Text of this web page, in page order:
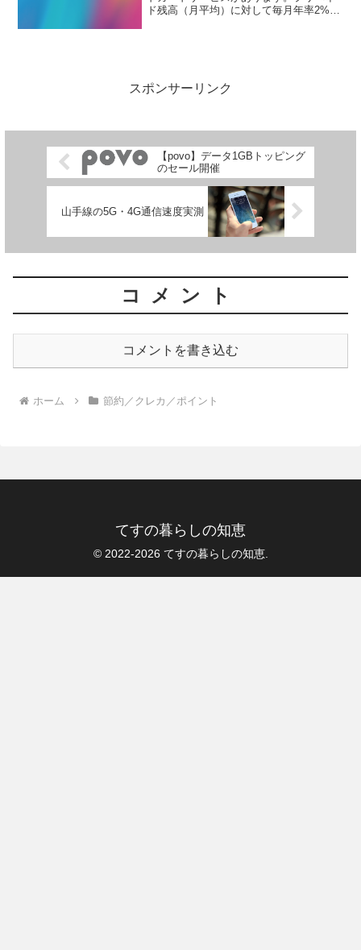
ド残高（月平均）に対して毎月年率2%の
スポンサーリンク
【povo】データ1GBトッピング
のセール開催
山手線の5G・4G通信速度実測
コメント
コメントを書き込む
ホーム 節約／クレカ／ポイント
てすの暮らしの知恵
© 2022-2026 てすの暮らしの知恵.